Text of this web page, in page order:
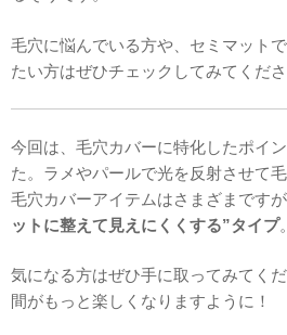
毛穴に悩んでいる方や、セミマット
たい方はぜひチェックしてみてくださ
今回は、毛穴カバーに特化したポイ
た。ラメやパールで光を反射させて
毛穴カバーアイテムはさまざまです
ットに整えて見えにくくする”タイプ。
気になる方はぜひ手に取ってみてく
間がもっと楽しくなりますように！